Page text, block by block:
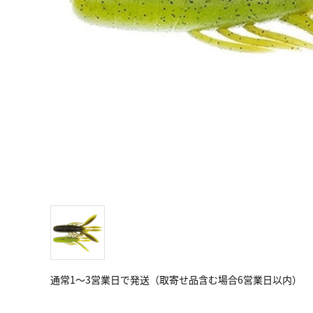
通常1～3営業日で発送（取寄せ品含む場合6営業日以内）